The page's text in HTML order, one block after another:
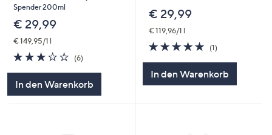
Spender 200ml
€ 29,99
€ 149,95/1 l
3.2
von
(6)6
In den Warenkorb
€ 29,99
€ 119,96/1 l
5.0
von
(1)1
In den Warenkorb